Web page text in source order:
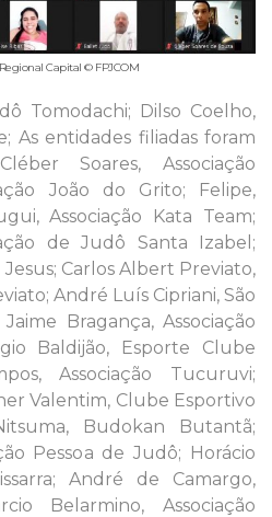
Capital © FPJCOM
Tomodachi; Dilso Coelho,
As entidades filiadas foram
Soares, Associação
João do Grito; Felipe,
Associação Kata Team;
de Judô Santa Izabel;
Jesus; Carlos Albert Previato,
André Luís Cipriani, São
Bragança, Associação
Baldijão, Esporte Clube
Associação Tucuruvi;
Valentim, Clube Esportivo
Budokan Butantã;
Pessoa de Judô; Horácio
André de Camargo,
Belarmino, Associação